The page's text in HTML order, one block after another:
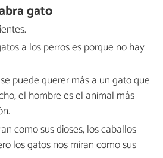
gato
a los perros es porque no hay
puede querer más a un gato que
el hombre es el animal más
como sus dioses, los caballos
los gatos nos miran como sus